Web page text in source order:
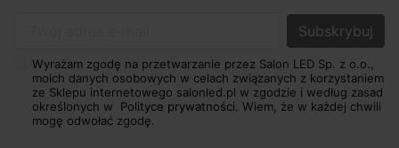
Wyrażam zgodę na przetwarzanie przez Salon LED Sp. z o.o.,
moich danych osobowych w celach związanych z korzystaniem
ze Sklepu internetowego salonled.pl w zgodzie i według zasad
określonych w Polityce prywatności. Wiem, że w każdej chwili
mogę odwołać zgodę.